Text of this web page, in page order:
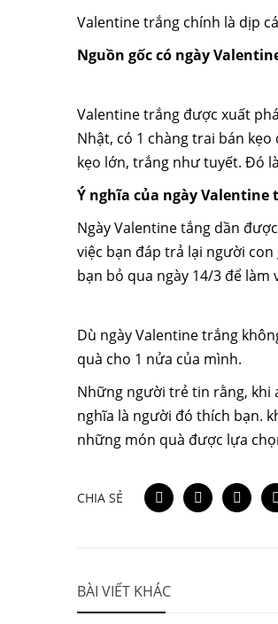
Valentine trắng chính là dịp
Nguồn gốc có ngày
Valentine trắng được xuất
Nhật, có 1 chàng trai bán
kẹo lớn, trắng như tuyết. Đó
Ý nghĩa của ngày Valentine
Ngày Valentine tắng dần
việc bạn đáp trả lại người
bạn bỏ qua ngày 14/3 để
Dù ngày Valentine trắng
quà cho 1 nửa của mình.
Những người trẻ tin rằng, khi
nghĩa là người đó thích bạn.
những món quà được lựa
CHIA SẺ
BÀI VIẾT KHÁC